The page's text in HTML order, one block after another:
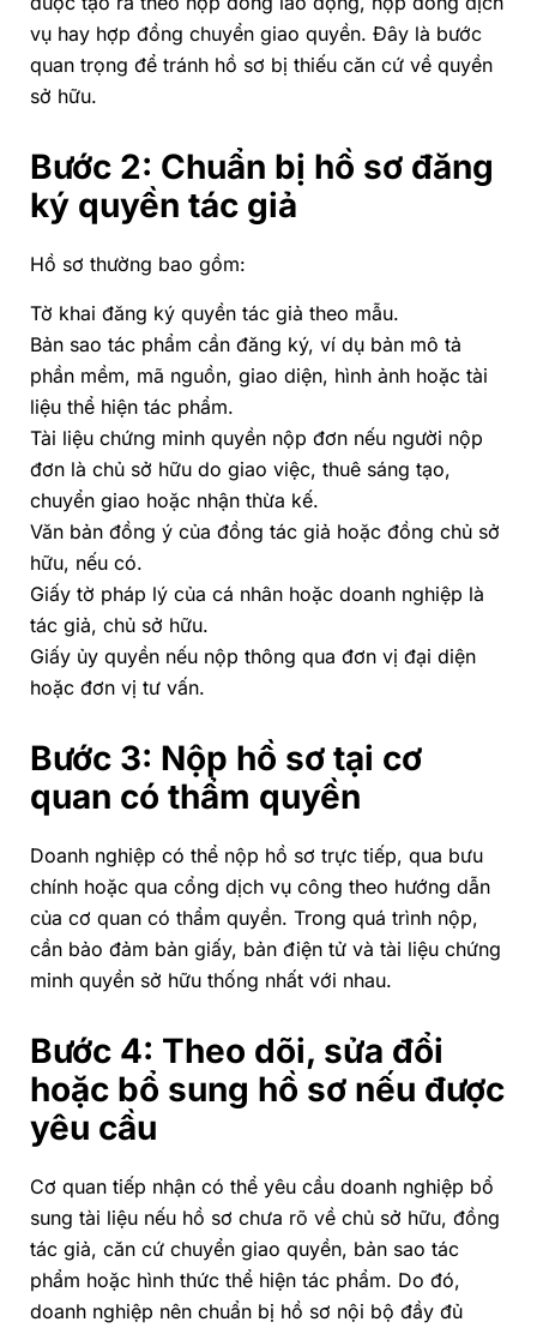
vụ hay hợp đồng chuyển giao quyền. Đây là bước
quan trọng để tránh hồ sơ bị thiếu căn cứ về quyền
sở hữu.
Bước 2: Chuẩn bị hồ sơ đăng
ký quyền tác giả
Hồ sơ thường bao gồm:
Tờ khai đăng ký quyền tác giả theo mẫu.
Bản sao tác phẩm cần đăng ký, ví dụ bản mô tả
phần mềm, mã nguồn, giao diện, hình ảnh hoặc tài
liệu thể hiện tác phẩm.
Tài liệu chứng minh quyền nộp đơn nếu người nộp
đơn là chủ sở hữu do giao việc, thuê sáng tạo,
chuyển giao hoặc nhận thừa kế.
Văn bản đồng ý của đồng tác giả hoặc đồng chủ sở
hữu, nếu có.
Giấy tờ pháp lý của cá nhân hoặc doanh nghiệp là
tác giả, chủ sở hữu.
Giấy ủy quyền nếu nộp thông qua đơn vị đại diện
hoặc đơn vị tư vấn.
Bước 3: Nộp hồ sơ tại cơ
quan có thẩm quyền
Doanh nghiệp có thể nộp hồ sơ trực tiếp, qua bưu
chính hoặc qua cổng dịch vụ công theo hướng dẫn
của cơ quan có thẩm quyền. Trong quá trình nộp,
cần bảo đảm bản giấy, bản điện tử và tài liệu chứng
minh quyền sở hữu thống nhất với nhau.
Bước 4: Theo dõi, sửa đổi
hoặc bổ sung hồ sơ nếu được
yêu cầu
Cơ quan tiếp nhận có thể yêu cầu doanh nghiệp bổ
sung tài liệu nếu hồ sơ chưa rõ về chủ sở hữu, đồng
tác giả, căn cứ chuyển giao quyền, bản sao tác
phẩm hoặc hình thức thể hiện tác phẩm. Do đó,
doanh nghiệp nên chuẩn bị hồ sơ nội bộ đầy đủ